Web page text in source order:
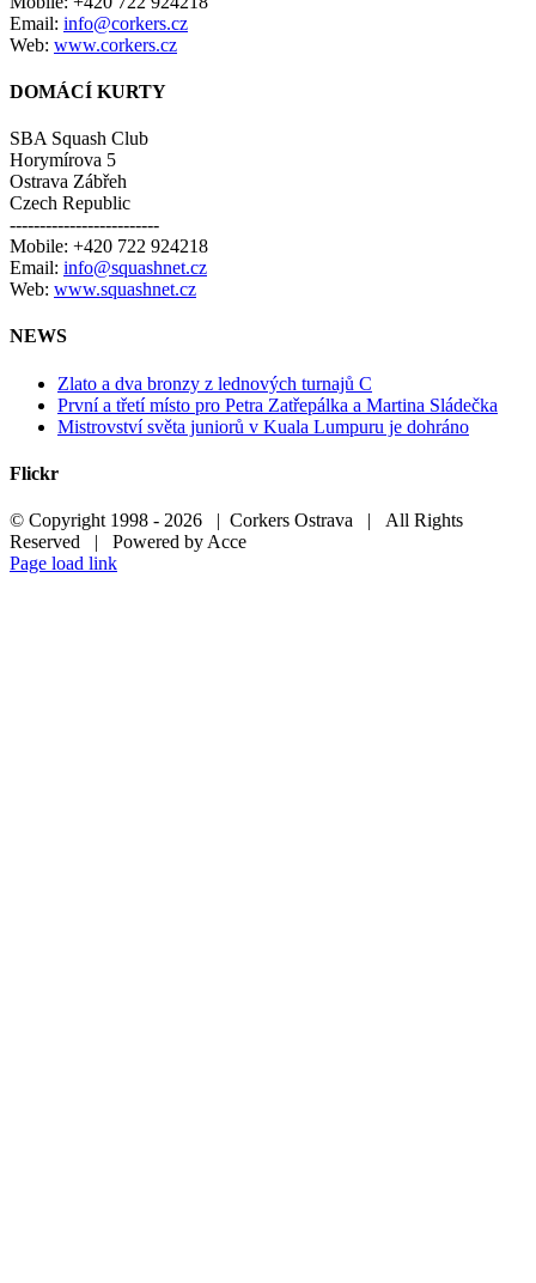
Email: info@corkers.cz
Web: www.corkers.cz
DOMÁCÍ KURTY
SBA Squash Club
Horymírova 5
Ostrava Zábřeh
Czech Republic
-------------------------
Mobile: +420 722 924218
Email: info@squashnet.cz
Web: www.squashnet.cz
NEWS
Zlato a dva bronzy z lednových turnajů C
První a třetí místo pro Petra Zatřepálka a Martina Sládečka
Mistrovství světa juniorů v Kuala Lumpuru je dohráno
Flickr
© Copyright 1998 - 2026 | Corkers Ostrava | All Rights
Reserved | Powered by Acce
Facebook
Flickr
Page load link